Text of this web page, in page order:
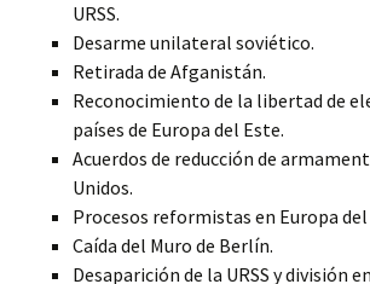
URSS.
Desarme unilateral soviético.
Retirada de Afganistán.
Reconocimiento de la libertad de
países de Europa del Este.
Acuerdos de reducción de
Unidos.
Procesos reformistas en Europa del
Caída del Muro de Berlín.
Desaparición de la URSS y división